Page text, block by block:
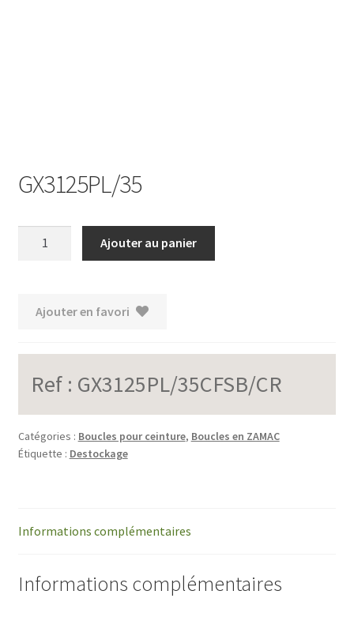
GX3125PL/35
Ajouter au panier
Ajouter en favori
Ref : GX3125PL/35CFSB/CR
Catégories : Boucles pour ceinture, Boucles en ZAMAC
Étiquette : Destockage
Informations complémentaires
Informations complémentaires